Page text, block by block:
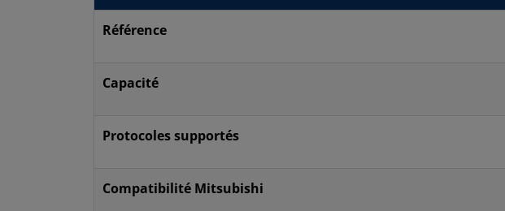
Référence
Capacité
Protocoles supportés
Compatibilité Mitsubishi